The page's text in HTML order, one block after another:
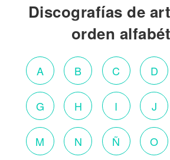
Discografías de
orden
A B C D
G H I J
M N Ñ O